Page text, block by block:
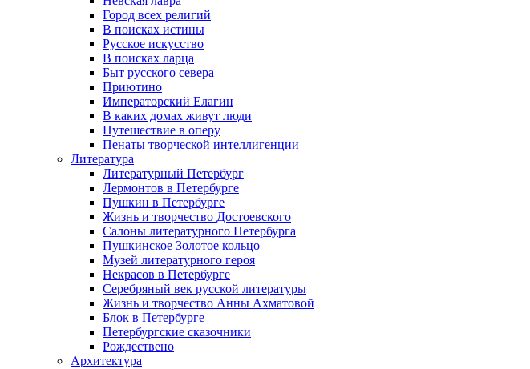
Город всех религий
В поисках истины
Русское искусство
В поисках ларца
Быт русского севера
Приютино
Императорский Елагин
В каких домах живут люди
Путешествие в оперу
Пенаты творческой интеллигенции
Литература
Литературный Петербург
Лермонтов в Петербурге
Пушкин в Петербурге
Жизнь и творчество Достоевского
Салоны литературного Петербурга
Пушкинское Золотое кольцо
Музей литературного героя
Некрасов в Петербурге
Серебряный век русской литературы
Жизнь и творчество Анны Ахматовой
Блок в Петербурге
Петербургские сказочники
Рождествено
Архитектура